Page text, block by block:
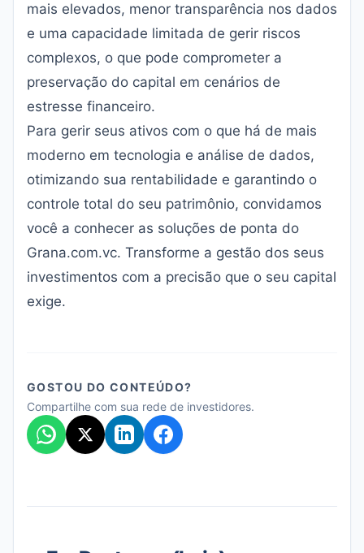
mais elevados, menor transparência nos dados
e uma capacidade limitada de gerir riscos
complexos, o que pode comprometer a
preservação do capital em cenários de
estresse financeiro.
Para gerir seus ativos com o que há de mais
moderno em tecnologia e análise de dados,
otimizando sua rentabilidade e garantindo o
controle total do seu patrimônio, convidamos
você a conhecer as soluções de ponta do
Grana.com.vc. Transforme a gestão dos seus
investimentos com a precisão que o seu capital
exige.
GOSTOU DO CONTEÚDO?
Compartilhe com sua rede de investidores.